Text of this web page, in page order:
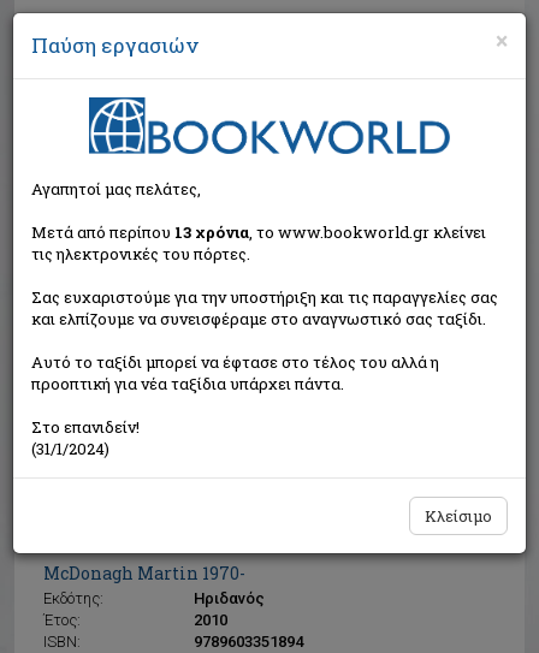
Αναζήτηση
McDonagh Martin 1970-
Εκδότης:
Ηριδανός
Έτος:
2010
ISBN:
9789603351894
Η τιμή μας:€11,93
Δεν υπάρχει δυνατότητα παραγγελίας
×
Παύση εργασιών
Αγαπητοί μας πελάτες,
Μετά από περίπου 13 χρόνια, το www.bookworld.gr κλείνει
τις ηλεκτρονικές του πόρτες.
Σας ευχαριστούμε για την υποστήριξη και τις παραγγελίες σας
και ελπίζουμε να συνεισφέραμε στο αναγνωστικό σας ταξίδι.
Αυτό το ταξίδι μπορεί να έφτασε στο τέλος του αλλά η
προοπτική για νέα ταξίδια υπάρχει πάντα.
Στο επανιδείν!
(31/1/2024)
Κλείσιμο